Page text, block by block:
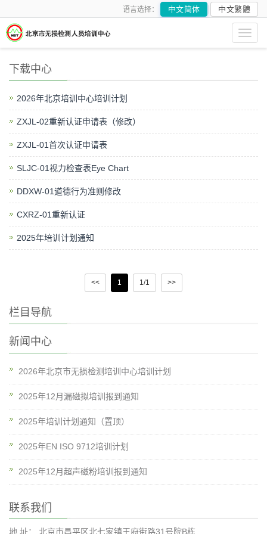
语言选择： 中文简体 中文繁體
下载中心
2026年北京培训中心培训计划
ZXJL-02重新认证申请表（修改）
ZXJL-01首次认证申请表
SLJC-01视力检查表Eye Chart
DDXW-01道德行为准则修改
CXRZ-01重新认证
2025年培训计划通知
<< 1 1/1 >>
栏目导航
新闻中心
2026年北京市无损检测培训中心培训计划
2025年12月漏磁拟培训报到通知
2025年培训计划通知（置顶）
2025年EN ISO 9712培训计划
2025年12月超声磁粉培训报到通知
联系我们
地 址： 北京市昌平区北七家镇王府街路31号院B栋